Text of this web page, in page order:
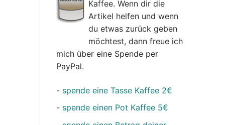
Kaffee. Wenn dir die
Artikel helfen und wenn
du etwas zurück geben
möchtest, dann freue ich
mich über eine Spende per
PayPal.
- spende eine Tasse Kaffee 2€
- spende einen Pot Kaffee 5€